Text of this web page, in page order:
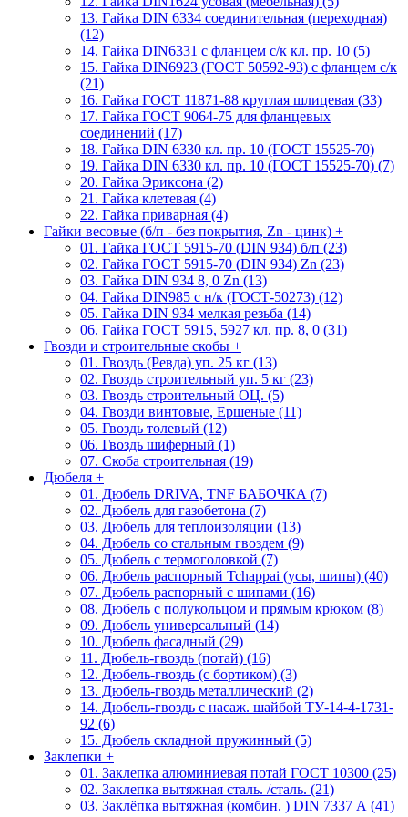
13. Гайка DIN 6334 соединительная (переходная)
(12)
14. Гайка DIN6331 с фланцем с/к кл. пр. 10 (5)
15. Гайка DIN6923 (ГОСТ 50592-93) с фланцем с/к
(21)
16. Гайка ГОСТ 11871-88 круглая шлицевая (33)
17. Гайка ГОСТ 9064-75 для фланцевых
соединений (17)
18. Гайка DIN 6330 кл. пр. 10 (ГОСТ 15525-70)
19. Гайка DIN 6330 кл. пр. 10 (ГОСТ 15525-70) (7)
20. Гайка Эриксона (2)
21. Гайка клетевая (4)
22. Гайка приварная (4)
Гайки весовые (б/п - без покрытия, Zn - цинк) +
01. Гайка ГОСТ 5915-70 (DIN 934) б/п (23)
02. Гайка ГОСТ 5915-70 (DIN 934) Zn (23)
03. Гайка DIN 934 8, 0 Zn (13)
04. Гайка DIN985 с н/к (ГОСТ-50273) (12)
05. Гайка DIN 934 мелкая резьба (14)
06. Гайка ГОСТ 5915, 5927 кл. пр. 8, 0 (31)
Гвозди и строительные скобы +
01. Гвоздь (Ревда) уп. 25 кг (13)
02. Гвоздь строительный уп. 5 кг (23)
03. Гвоздь строительный ОЦ. (5)
04. Гвозди винтовые, Ершеные (11)
05. Гвоздь толевый (12)
06. Гвоздь шиферный (1)
07. Скоба строительная (19)
Дюбеля +
01. Дюбель DRIVA, TNF БАБОЧКА (7)
02. Дюбель для газобетона (7)
03. Дюбель для теплоизоляции (13)
04. Дюбель со стальным гвоздем (9)
05. Дюбель с термоголовкой (7)
06. Дюбель распорный Tchappai (усы, шипы) (40)
07. Дюбель распорный с шипами (16)
08. Дюбель с полукольцом и прямым крюком (8)
09. Дюбель универсальный (14)
10. Дюбель фасадный (29)
11. Дюбель-гвоздь (потай) (16)
12. Дюбель-гвоздь (с бортиком) (3)
13. Дюбель-гвоздь металлический (2)
14. Дюбель-гвоздь с насаж. шайбой ТУ-14-4-1731-
92 (6)
15. Дюбель складной пружинный (5)
Заклепки +
01. Заклепка алюминиевая потай ГОСТ 10300 (25)
02. Заклепка вытяжная сталь. /сталь. (21)
03. Заклёпка вытяжная (комбин. ) DIN 7337 А (41)